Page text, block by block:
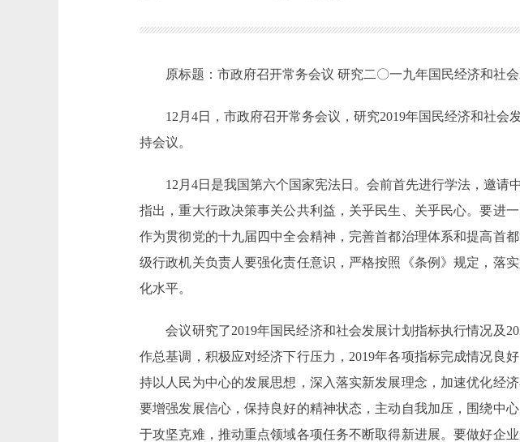
原标题：市政府召开常务会议 研究二〇一九年国民经济和社会
12月4日，市政府召开常务会议，研究2019年国民经济和社会
持会议。
12月4日是我国第六个国家宪法日。会前首先进行学法，邀请
指出，重大行政决策事关公共利益，关乎民生、关乎民心。要进
作为贯彻党的十九届四中全会精神，完善首都治理体系和提高首
级行政机关负责人要强化责任意识，严格按照《条例》规定，落
化水平。
会议研究了2019年国民经济和社会发展计划指标执行情况及
作总基调，积极应对经济下行压力，2019年各项指标完成情况良
持以人民为中心的发展思想，深入落实新发展理念，加速优化经
要增强发展信心，保持良好的精神状态，主动自我加压，围绕中
于攻坚克难，推动重点领域各项任务不断取得新进展。要做好企